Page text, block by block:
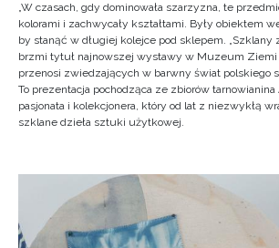
„W czasach, gdy dominowała szarzyzna, te
kolorami i zachwycały kształtami. Były obiektem
by stanąć w długiej kolejce pod sklepem. „Szklany
brzmi tytuł najnowszej wystawy w Muzeum Ziemi
przenosi zwiedzających w barwny świat polskiego
To prezentacja pochodząca ze zbiorów tarnowianina
pasjonata i kolekcjonera, który od lat z niezwykłą
szklane dzieła sztuki użytkowej.